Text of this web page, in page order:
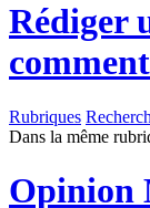
Rédiger
Rubriques
Dans la même
Opinion